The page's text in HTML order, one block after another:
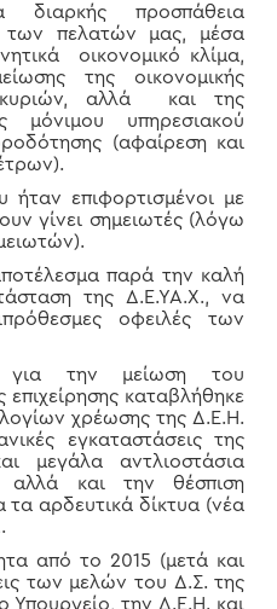
διαρκής προσπάθεια
των πελατών μας, μέσα
οικονομικό κλίμα,
της οικονομικής
αλλά και της
μόνιμου υπηρεσιακού
(αφαίρεση και
ήταν επιφορτισμένοι με
γίνει σημειωτές (λόγω
παρά την καλή
της Δ.Ε.ΥΑ.Χ., να
οφειλές των
για την μείωση του
επιχείρησης καταβλήθηκε
χρέωσης της Δ.Ε.Η.
εγκαταστάσεις της
μεγάλα αντλιοστάσια
αλλά και την θέσπιση
τα αρδευτικά δίκτυα (νέα
από το 2015 (μετά και
των μελών του Δ.Σ. της
Υπουργείο, την Δ.Ε.Η. και